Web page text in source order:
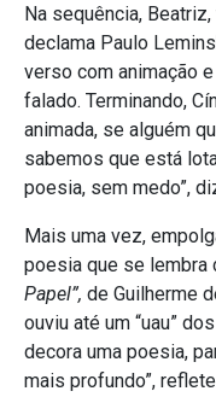
Na sequência,
declama Paulo
verso com animação
falado. Terminando,
animada, se alguém
sabemos que está
poesia, sem medo”,
Mais uma vez,
poesia que se lembra
Papel”, de Guilherme
ouviu até um “uau”
decora uma poesia,
mais profundo”,